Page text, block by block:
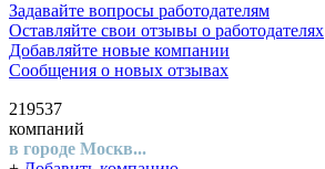
Задавайте вопросы работодателям
Оставляйте свои отзывы о работодателях
Добавляйте новые компании
Сообщения о новых отзывах
219537
компаний
в городе Москв...